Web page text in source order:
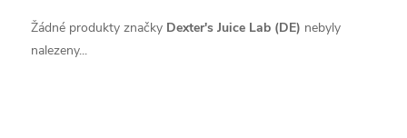
Žádné produkty značky Dexter's Juice Lab (DE) nebyly
nalezeny...